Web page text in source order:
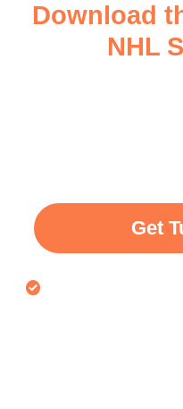
Download
NHL
Get